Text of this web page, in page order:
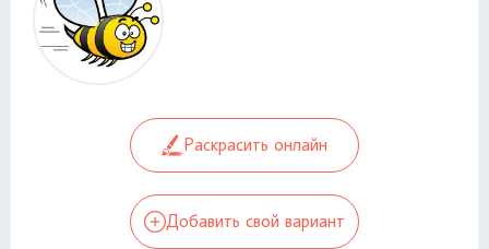
Раскрасить онлайн
Добавить свой вариант